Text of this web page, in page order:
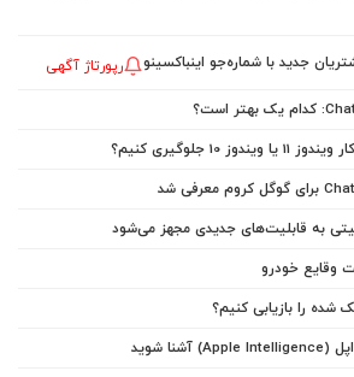
جدید با شماره‌جو اینباکسینو رپورتاژ آگهی
جلوگیری کنیم؟
به قابلیت‌های جدیدی مجهز می‌شود
وقایع خودرو
را بازیابی کنیم؟